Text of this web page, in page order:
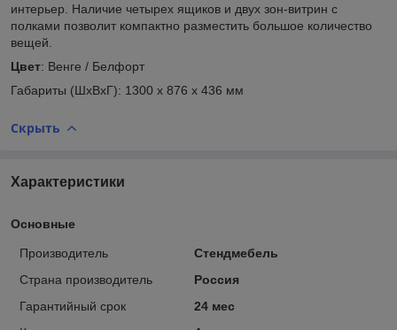
интерьер. Наличие четырех ящиков и двух зон-витрин с
полками позволит компактно разместить большое количество
вещей.
Цвет: Венге / Белфорт
Габариты (ШхВхГ): 1300 х 876 х 436 мм
Скрыть
Характеристики
Основные
Производитель
Стендмебель
Страна производитель
Россия
Гарантийный срок
24 мес